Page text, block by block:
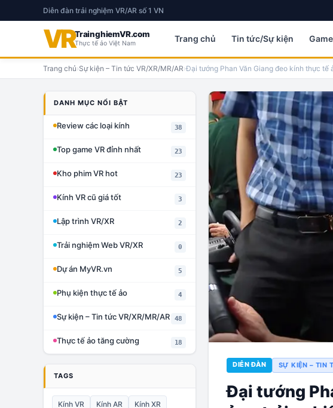
Diễn đàn trải nghiệm VR/AR số 1 VN
VRTrainghiemVR.com
Thực tế ảo Việt Nam Trang chủ Tin tức/Sự kiện
Trang chủ›Sự kiện – Tin tức VR/XR/MR/AR›Đại tướng Phan Văn Giang đeo kính thực tế
DANH MỤC NỔI BẬT
Review các loại kính 38
Top game VR đỉnh nhất 23
Kho phim VR hot 23
Kính VR cũ giá tốt 3
Lập trình VR/XR 2
Trải nghiệm Web VR/XR 0
Dự án MyVR.vn 5
Phụ kiện thực tế ảo 4
Sự kiện – Tin tức VR/XR/MR/AR 48
Thực tế ảo tăng cường 18
TAGS
Kính VR Kính AR
Kính XR
DIỄN ĐÀN SỰ KIỆN – TIN
Đại tướng